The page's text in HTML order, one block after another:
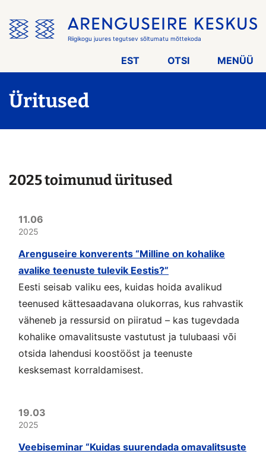
menüü
vahele
Riigikogu juures tegutsev sõltumatu mõttekoda
EST OTSI MENÜÜ
Üritused
2025 toimunud üritused
11.06
2025
Arenguseire konverents “Milline on kohalike
avalike teenuste tulevik Eestis?”
Eesti seisab valiku ees, kuidas hoida avalikud
teenused kättesaadavana olukorras, kus rahvastik
väheneb ja ressursid on piiratud – kas tugevdada
kohalike omavalitsuste vastutust ja tulubaasi või
otsida lahendusi koostööst ja teenuste
kesksemast korraldamisest.
19.03
2025
Veebiseminar “Kuidas suurendada omavalitsuste